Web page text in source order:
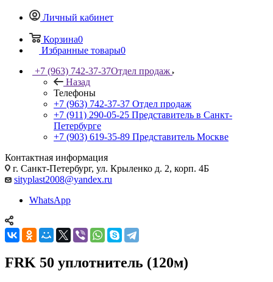
Личный кабинет
Корзина0
Избранные товары0
+7 (963) 742-37-37Отдел продаж
Назад
Телефоны
+7 (963) 742-37-37 Отдел продаж
+7 (911) 290-05-25 Представитель в Санкт-
Петербурге
+7 (903) 619-35-89 Представитель Москве
Контактная информация
г. Санкт-Петербург, ул. Крыленко д. 2, корп. 4Б
sityplast2008@yandex.ru
WhatsApp
FRK 50 уплотнитель (120м)